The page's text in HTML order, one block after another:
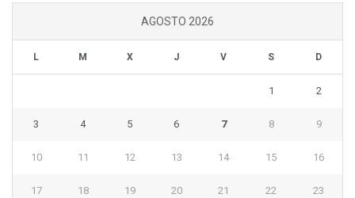
AGOSTO 2026
L M X J V S D
1 2
3 4 5 6 7 8 9
10 11 12 13 14 15 16
17 18 19 20 21 22 23